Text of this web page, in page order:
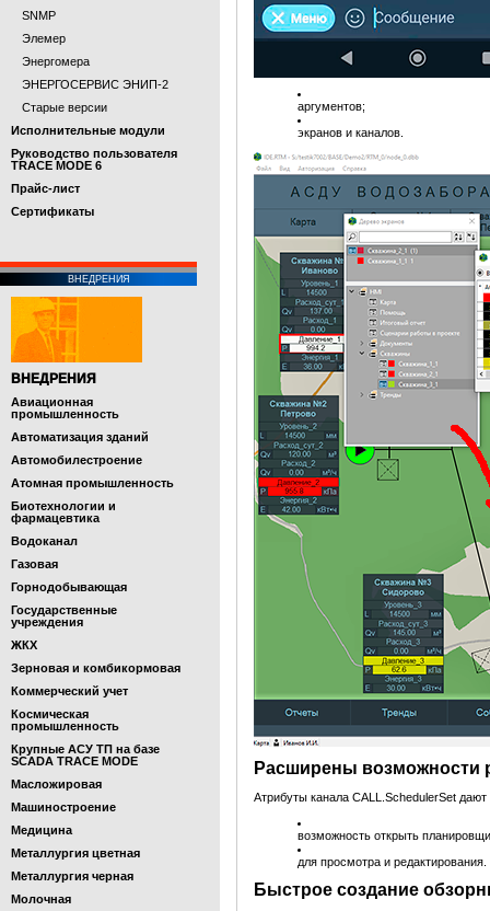
SNMP
Элемер
Энергомера
ЭНЕРГОСЕРВИС ЭНИП-2
Старые версии
Исполнительные модули
Руководство пользователя
TRACE MODE 6
Прайс-лист
Cертификаты
ВНЕДРЕНИЯ
ВНЕДРЕНИЯ
Авиационная
промышленность
Автоматизация зданий
Автомобилестроение
Атомная промышленность
Биотехнологии и
фармацевтика
Водоканал
Газовая
Горнодобывающая
Государственные
учреждения
ЖКХ
Зерновая и комбикормовая
Коммерческий учет
Космическая
промышленность
Крупные АСУ ТП на базе
SCADA TRACE MODE
Масложировая
Машиностроение
Медицина
Металлургия цветная
Металлургия черная
Молочная
аргументов;
экранов и каналов.
Расширены возможности
Атрибуты канала CALL.SchedulerSet
возможность открыть
для просмотра и редактирования.
Быстрое создание